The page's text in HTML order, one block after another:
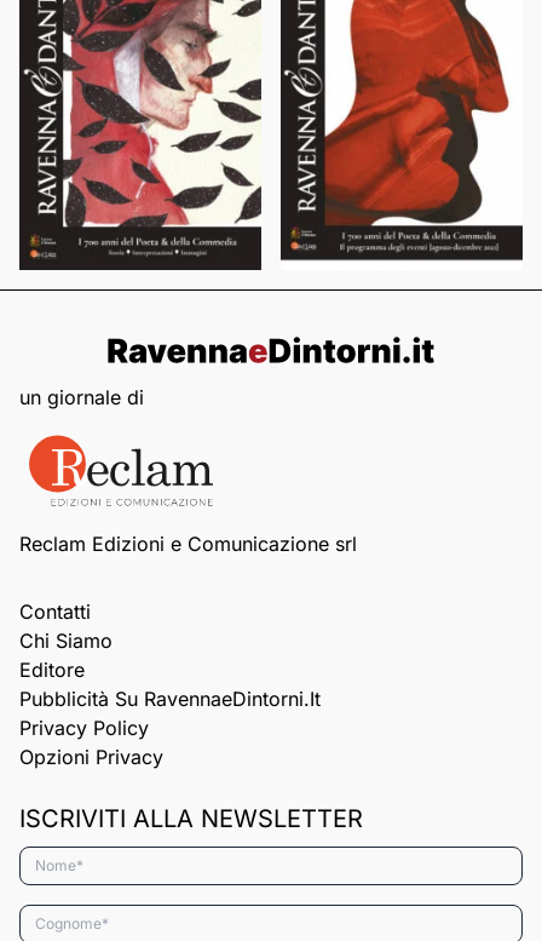
un giornale di
Reclam Edizioni e Comunicazione srl
Contatti
Chi Siamo
Editore
Pubblicità Su RavennaeDintorni.it
Privacy Policy
Opzioni Privacy
ISCRIVITI ALLA NEWSLETTER
Nome*
Cognome*